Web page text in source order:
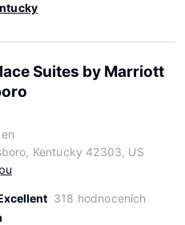
Suites by Marriott
Kentucky 42303, US
318 hodnoceních